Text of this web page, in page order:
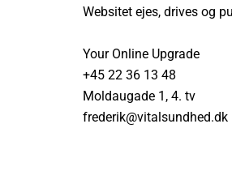
Websitet ejes, drives og
Your Online Upgrade
+45 22 36 13 48
Moldaugade 1, 4. tv
frederik@vitalsundhed.dk